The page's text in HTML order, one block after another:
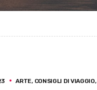
ARTE, CONSIGLI DI VIAGGIO,